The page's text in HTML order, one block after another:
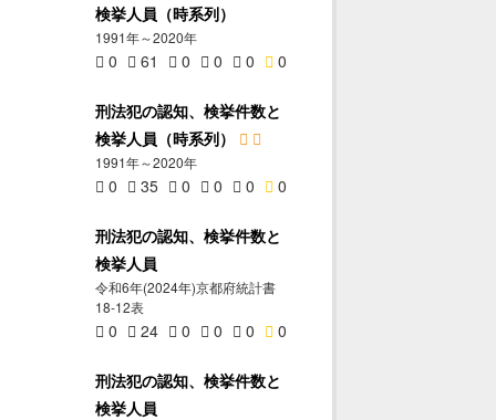
検挙人員（時系列）
1991年～2020年
0 61 0 0 0 0
刑法犯の認知、検挙件数と
検挙人員（時系列）
1991年～2020年
0 35 0 0 0 0
刑法犯の認知、検挙件数と
検挙人員
令和6年(2024年)京都府統計書
18-12表
0 24 0 0 0 0
刑法犯の認知、検挙件数と
検挙人員